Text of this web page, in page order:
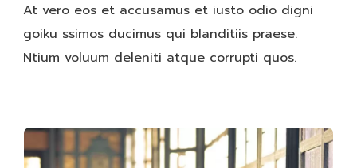
At vero eos et accusamus et iusto odio digni
goiku ssimos ducimus qui blanditiis praese.
Ntium voluum deleniti atque corrupti quos.